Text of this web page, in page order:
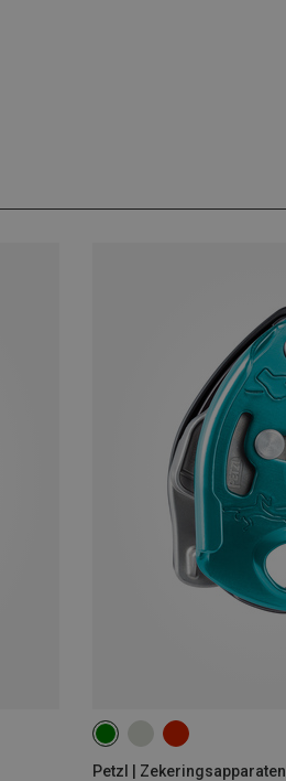
Petzl | Zekeringsapparaten